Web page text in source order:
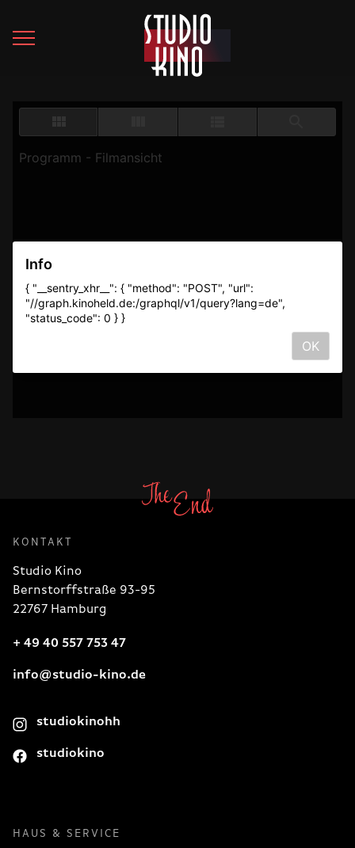
KONTAKT
Studio Kino
Bernstorffstraße 93-95
22767 Hamburg
+ 49 40 557 753 47
info@studio-kino.de
studiokinohh
studiokino
HAUS & SERVICE